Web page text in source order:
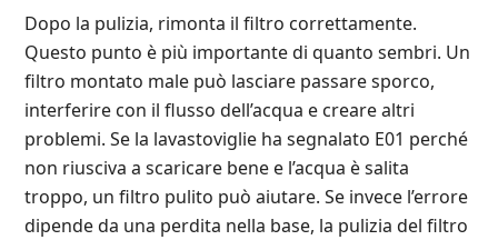
Dopo la pulizia, rimonta il filtro correttamente.
Questo punto è più importante di quanto sembri. Un
filtro montato male può lasciare passare sporco,
interferire con il flusso dell’acqua e creare altri
problemi. Se la lavastoviglie ha segnalato E01 perché
non riusciva a scaricare bene e l’acqua è salita
troppo, un filtro pulito può aiutare. Se invece l’errore
dipende da una perdita nella base, la pulizia del filtro